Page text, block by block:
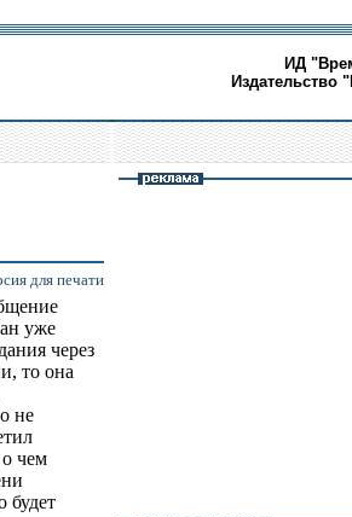
ИД
Издательство
для печати
уже
через
то она
не
чем
будет